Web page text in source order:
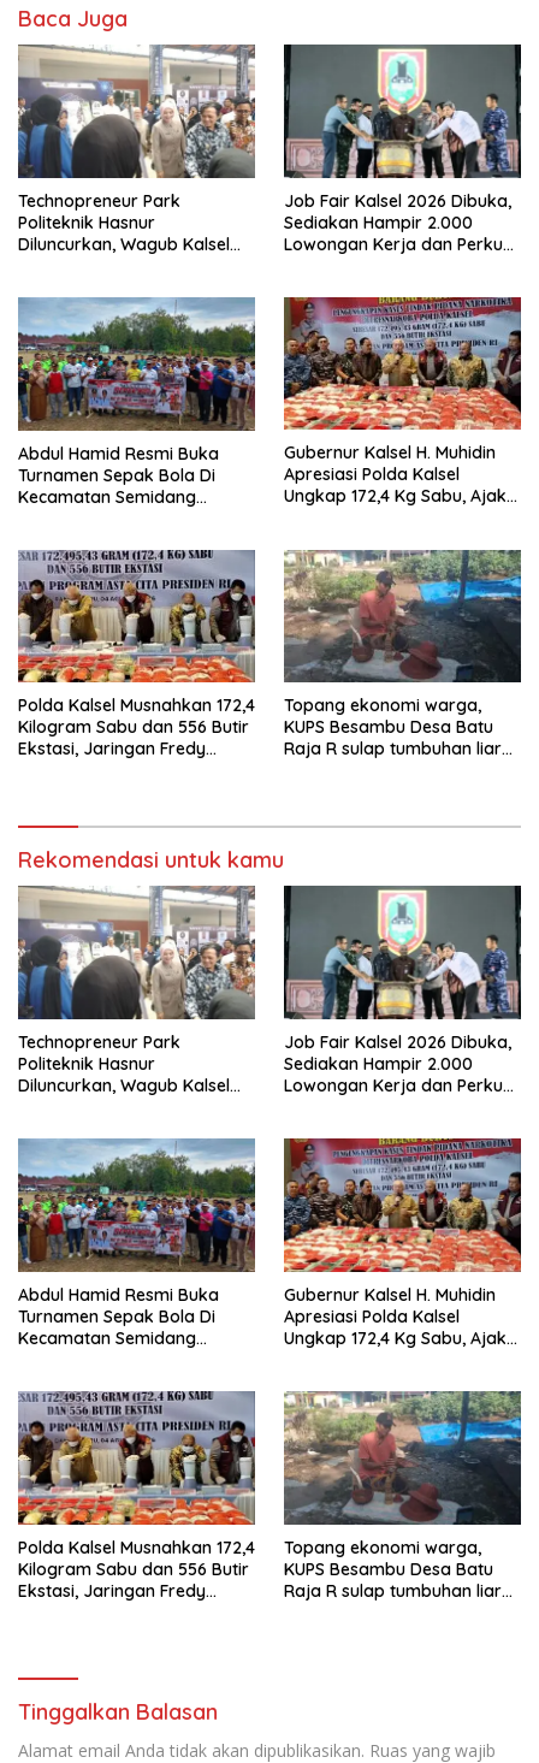
Baca Juga
Technopreneur Park
Politeknik Hasnur
Diluncurkan, Wagub Kalsel
Job Fair Kalsel 2026 Dibuka,
Sediakan Hampir 2.000
Lowongan Kerja dan Perkuat
Abdul Hamid Resmi Buka
Turnamen Sepak Bola Di
Kecamatan Semidang
Tahun 2026
Gubernur Kalsel H. Muhidin
Apresiasi Polda Kalsel
Ungkap 172,4 Kg Sabu, Ajak
Polda Kalsel Musnahkan 172,4
Kilogram Sabu dan 556 Butir
Ekstasi, Jaringan Fredy
Topang ekonomi warga,
KUPS Besambu Desa Batu
Raja R sulap tumbuhan liar
Rekomendasi untuk kamu
Technopreneur Park
Politeknik Hasnur
Diluncurkan, Wagub Kalsel
Job Fair Kalsel 2026 Dibuka,
Sediakan Hampir 2.000
Lowongan Kerja dan Perkuat
Abdul Hamid Resmi Buka
Turnamen Sepak Bola Di
Kecamatan Semidang
Tahun 2026
Gubernur Kalsel H. Muhidin
Apresiasi Polda Kalsel
Ungkap 172,4 Kg Sabu, Ajak
Polda Kalsel Musnahkan 172,4
Kilogram Sabu dan 556 Butir
Ekstasi, Jaringan Fredy
Topang ekonomi warga,
KUPS Besambu Desa Batu
Raja R sulap tumbuhan liar
Tinggalkan Balasan
Alamat email Anda tidak akan dipublikasikan. Ruas yang wajib